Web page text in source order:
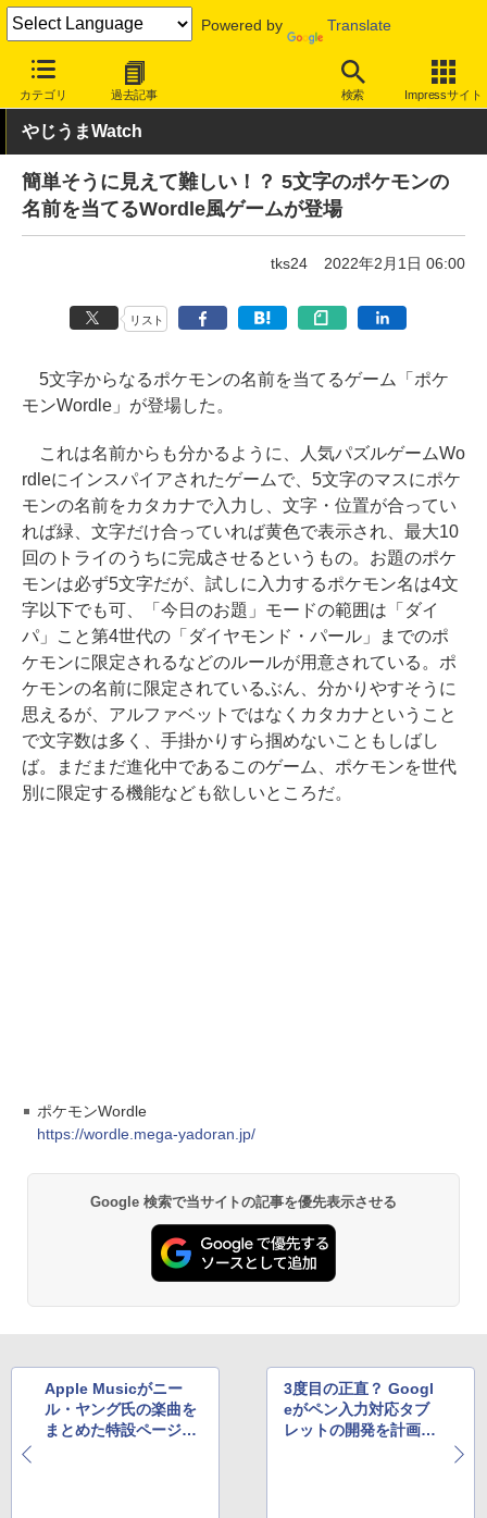
Powered by Translate
カテゴリ 過去記事 検索 Impressサイト
INTERNET Watch サービス/ソフト サービス その他
やじうまWatch
簡単そうに見えて難しい！？ 5文字のポケモンの
名前を当てるWordle風ゲームが登場
tks24 2022年2月1日 06:00
リスト
5文字からなるポケモンの名前を当てるゲーム「ポケ
モンWordle」が登場した。
これは名前からも分かるように、人気パズルゲームWo
rdleにインスパイアされたゲームで、5文字のマスにポケ
モンの名前をカタカナで入力し、文字・位置が合ってい
れば緑、文字だけ合っていれば黄色で表示され、最大10
回のトライのうちに完成させるというもの。お題のポケ
モンは必ず5文字だが、試しに入力するポケモン名は4文
字以下でも可、「今日のお題」モードの範囲は「ダイ
パ」こと第4世代の「ダイヤモンド・パール」までのポ
ケモンに限定されるなどのルールが用意されている。ポ
ケモンの名前に限定されているぶん、分かりやすそうに
思えるが、アルファベットではなくカタカナということ
で文字数は多く、手掛かりすら掴めないこともしばし
ば。まだまだ進化中であるこのゲーム、ポケモンを世代
別に限定する機能なども欲しいところだ。
ポケモンWordle
https://wordle.mega-yadoran.jp/
Google 検索で当サイトの記事を優先表示させる
Apple Musicがニー
ル・ヤング氏の楽曲を
まとめた特設ページを
3度目の正直？ Googl
eがペン入力対応タブ
レットの開発を計画中